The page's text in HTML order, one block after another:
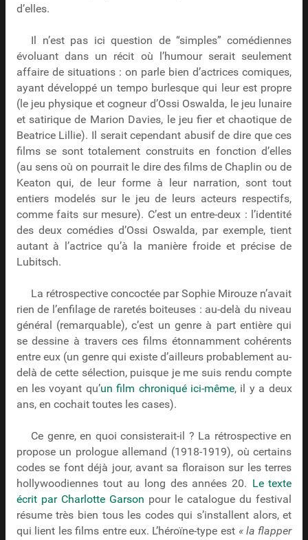
d’elles.
Il n’est pas ici question de “simples” comédiennes
évoluant dans un récit où l’humour serait seulement
affaire de situations : on parle bien d’actrices comiques,
ayant développé un tempo burlesque qui leur est propre
(le jeu physique et cogneur d’Ossi Oswalda, le jeu lunaire
et satirique de Marion Davies, le jeu fier et chaotique de
Beatrice Lillie). Il serait cependant abusif de dire que ces
films se sont totalement construits en fonction d’elles
(au sens où on pourrait le dire des films de Chaplin ou de
Keaton qui, de leur forme à leur narration, sont tout
entiers modelés sur le jeu de leurs acteurs respectifs,
comme faits sur mesure). C’est un entre-deux : l’identité
des deux comédies d’Ossi Oswalda, par exemple, tient
autant à l’actrice qu’à la manière froide et précise de
Lubitsch.
La rétrospective concoctée par Sophie Mirouze n’avait
rien de l’enfilage de raretés boiteuses : au-delà du niveau
général (remarquable), c’est un genre à part entière qui
se dessine à travers ces films étonnamment cohérents
entre eux (un genre qui existe d’ailleurs probablement au-
delà de cette sélection, puisque je me suis rendu compte
en les voyant qu’un film chroniqué ici-même, il y a deux
ans, en cochait toutes les cases).
Ce genre, en quoi consisterait-il ? La rétrospective en
propose un prologue allemand (1918-1919), où certains
codes se font déjà jour, avant sa floraison sur les terres
hollywoodiennes tout au long des années 20.
Le texte
écrit par Charlotte Garson pour le catalogue du festival
résume très bien tous les codes qui s’installent alors, et
qui lient les films entre eux. L’héroïne-type est « la flapper